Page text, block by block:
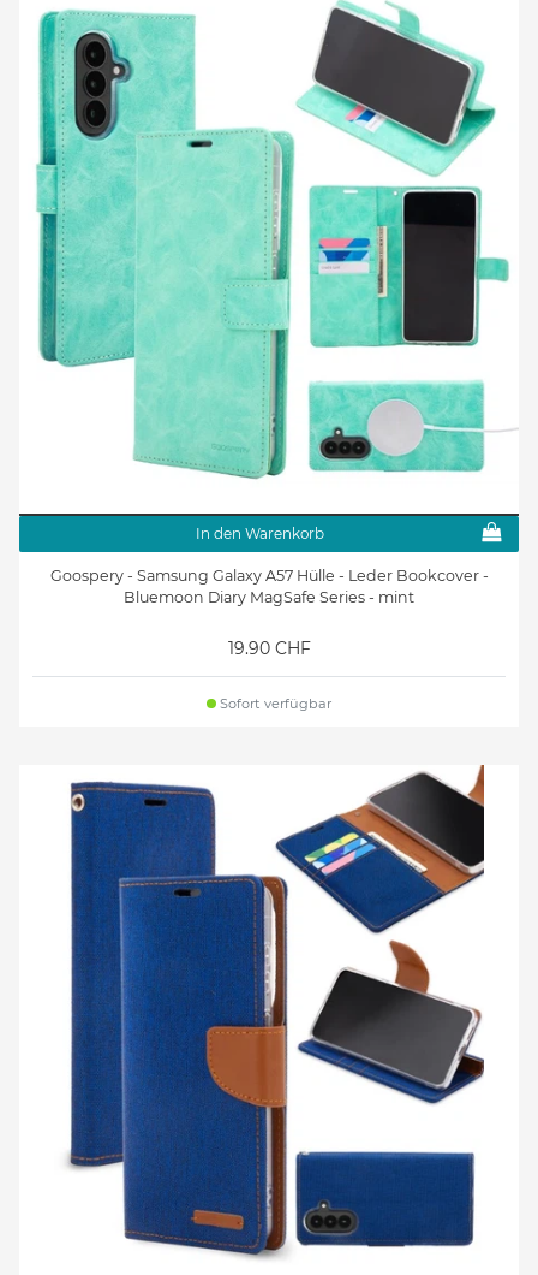
In den Warenkorb
Goospery - Samsung Galaxy A57 Hülle - Leder Bookcover -
Bluemoon Diary MagSafe Series - mint
19.90 CHF
Sofort verfügbar